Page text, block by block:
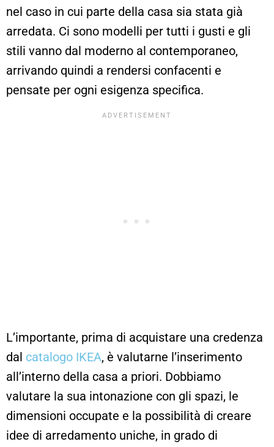
nel caso in cui parte della casa sia stata già
arredata. Ci sono modelli per tutti i gusti e gli
stili vanno dal moderno al contemporaneo,
arrivando quindi a rendersi confacenti e
pensate per ogni esigenza specifica.
L’importante, prima di acquistare una credenza
dal catalogo IKEA, è valutarne l’inserimento
all’interno della casa a priori. Dobbiamo
valutare la sua intonazione con gli spazi, le
dimensioni occupate e la possibilità di creare
idee di arredamento uniche, in grado di